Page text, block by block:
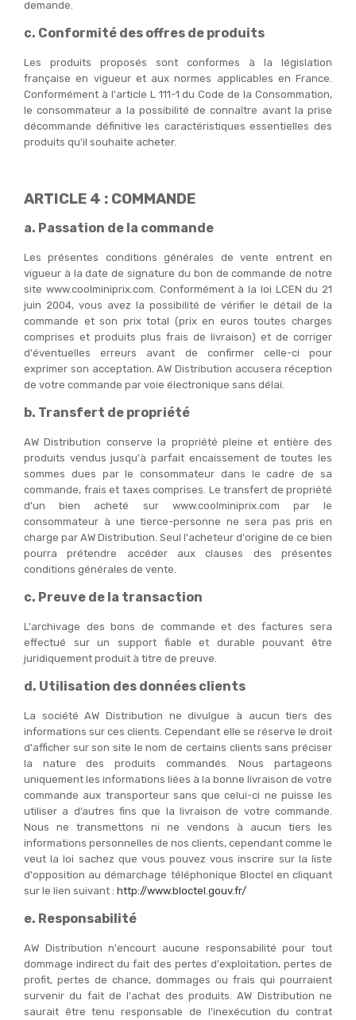
demande.
c. Conformité des offres de produits
Les produits proposés sont conformes à la législation
française en vigueur et aux normes applicables en France.
Conformément à l'article L 111-1 du Code de la Consommation,
le consommateur a la possibilité de connaître avant la prise
décommande définitive les caractéristiques essentielles des
produits qu'il souhaite acheter.
ARTICLE 4 : COMMANDE
a. Passation de la commande
Les présentes conditions générales de vente entrent en
vigueur à la date de signature du bon de commande de notre
site www.coolminiprix.com. Conformément à la loi LCEN du 21
juin 2004, vous avez la possibilité de vérifier le détail de la
commande et son prix total (prix en euros toutes charges
comprises et produits plus frais de livraison) et de corriger
d'éventuelles erreurs avant de confirmer celle-ci pour
exprimer son acceptation. AW Distribution accusera réception
de votre commande par voie électronique sans délai.
b. Transfert de propriété
AW Distribution conserve la propriété pleine et entière des
produits vendus jusqu'à parfait encaissement de toutes les
sommes dues par le consommateur dans le cadre de sa
commande, frais et taxes comprises. Le transfert de propriété
d'un bien acheté sur www.coolminiprix.com par le
consommateur à une tierce-personne ne sera pas pris en
charge par AW Distribution. Seul l'acheteur d'origine de ce bien
pourra prétendre accéder aux clauses des présentes
conditions générales de vente.
c. Preuve de la transaction
L'archivage des bons de commande et des factures sera
effectué sur un support fiable et durable pouvant être
juridiquement produit à titre de preuve.
d. Utilisation des données clients
La société AW Distribution ne divulgue à aucun tiers des
informations sur ces clients. Cependant elle se réserve le droit
d'afficher sur son site le nom de certains clients sans préciser
la nature des produits commandés. Nous partageons
uniquement les informations liées à la bonne livraison de votre
commande aux transporteur sans que celui-ci ne puisse les
utiliser a d’autres fins que la livraison de votre commande.
Nous ne transmettons ni ne vendons à aucun tiers les
informations personnelles de nos clients, cependant comme le
veut la loi sachez que vous pouvez vous inscrire sur la liste
d'opposition au démarchage téléphonique Bloctel en cliquant
sur le lien suivant : http://www.bloctel.gouv.fr/
e. Responsabilité
AW Distribution n'encourt aucune responsabilité pour tout
dommage indirect du fait des pertes d'exploitation, pertes de
profit, pertes de chance, dommages ou frais qui pourraient
survenir du fait de l'achat des produits. AW Distribution ne
saurait être tenu responsable de l'inexécution du contrat